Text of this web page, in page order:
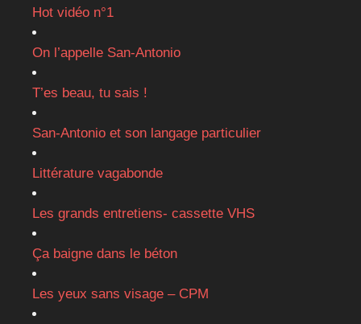
Hot vidéo n°1
On l’appelle San-Antonio
T’es beau, tu sais !
San-Antonio et son langage particulier
Littérature vagabonde
Les grands entretiens- cassette VHS
Ça baigne dans le béton
Les yeux sans visage – CPM